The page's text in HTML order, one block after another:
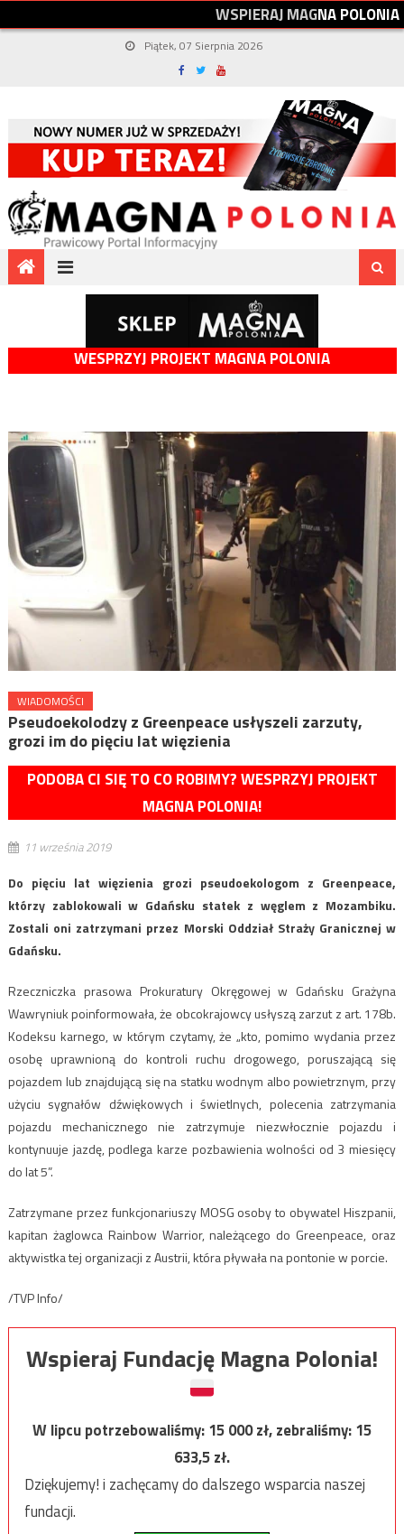
WSPIERAJMAGNAPOLONIA
Piątek, 07 Sierpnia 2026
WESPRZYJ PROJEKT MAGNA POLONIA
WIADOMOŚCI
Pseudoekolodzy z Greenpeace usłyszeli zarzuty,
grozi im do pięciu lat więzienia
PODOBA CI SIĘ TO CO ROBIMY? WESPRZYJ PROJEKT
MAGNA POLONIA!
11 września 2019
Do pięciu lat więzienia grozi pseudoekologom z Greenpeace,
którzy zablokowali w Gdańsku statek z węglem z Mozambiku.
Zostali oni zatrzymani przez Morski Oddział Straży Granicznej w
Gdańsku.
Rzeczniczka prasowa Prokuratury Okręgowej w Gdańsku Grażyna
Wawryniuk poinformowała, że obcokrajowcy usłyszą zarzut z art. 178b.
Kodeksu karnego, w którym czytamy, że „kto, pomimo wydania przez
osobę uprawnioną do kontroli ruchu drogowego, poruszającą się
pojazdem lub znajdującą się na statku wodnym albo powietrznym, przy
użyciu sygnałów dźwiękowych i świetlnych, polecenia zatrzymania
pojazdu mechanicznego nie zatrzymuje niezwłocznie pojazdu i
kontynuuje jazdę, podlega karze pozbawienia wolności od 3 miesięcy
do lat 5”.
Zatrzymane przez funkcjonariuszy MOSG osoby to obywatel Hiszpanii,
kapitan żaglowca Rainbow Warrior, należącego do Greenpeace, oraz
aktywistka tej organizacji z Austrii, która pływała na pontonie w porcie.
/TVP Info/
Wspieraj Fundację Magna Polonia!
W lipcu potrzebowaliśmy:15 000zł, zebraliśmy:15
633,5zł.
Dziękujemy! i zachęcamy do dalszego wsparcia naszej
fundacji.